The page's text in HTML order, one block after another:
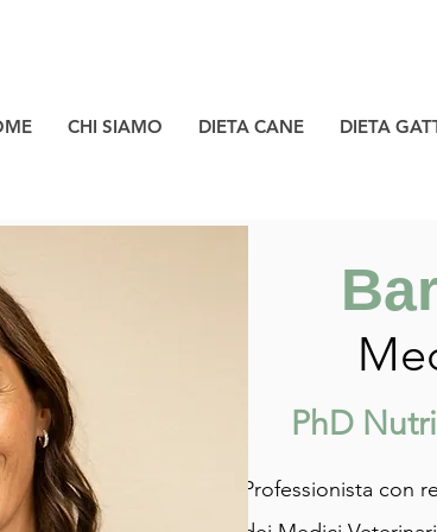
CHI SIAMO DIETA CANE DIETA
PhD
Professionista con